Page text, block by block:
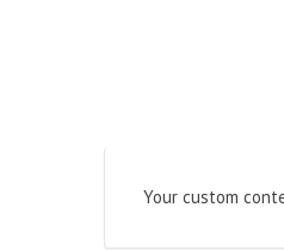
Your custom